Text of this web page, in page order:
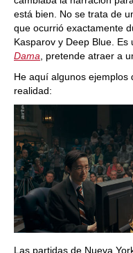
está bien. No se trata de
que ocurrió exactamente
Kasparov y Deep Blue.
Dama, pretende atraer a
He aquí algunos
realidad:
Las partidas de Nueva